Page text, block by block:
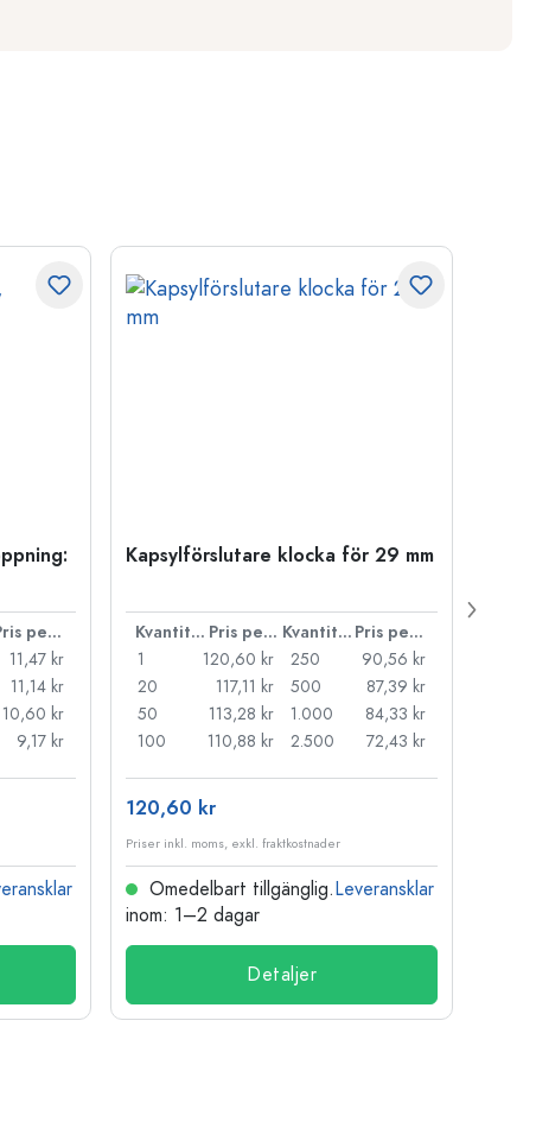
Pris per styck
11,47 kr
11,14 kr
10,60 kr
9,17 kr
Kapsylförslutare klocka för 29 mm
Kvantitet Pris per styck Kvantitet
Pris per styck
1
120,60 kr
20
117,11 kr
50
113,28 kr
100
110,88 kr
250
90,56 kr
500
87,39 kr
1.000
84,33 kr
2.500
72,43 kr
120,60 kr
Priser inkl. moms, exkl. fraktkostnader
Omedelbart tillgänglig.Leveransklar
inom: 1–2 dagar
Detaljer